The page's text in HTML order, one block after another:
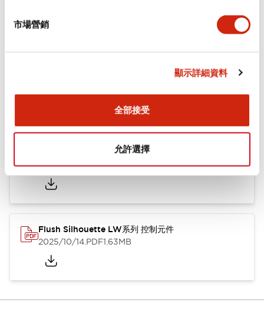
市場營銷
顯示詳細資料
全部接受
允許選擇
認證與標準
Flush Silhouette LW系列 控制元件 (英文版)
2025/09/19.PDF1.23MB
Flush Silhouette LW系列 控制元件
2025/10/14.PDF1.63MB